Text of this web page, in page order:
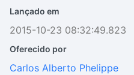
Lançado em
2015-10-23 08:32:49.823
Oferecido por
Carlos Alberto Phelippe